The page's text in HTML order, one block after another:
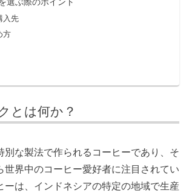
入先
方
とは何か？
別な製法で作られるコーヒーであり、そ
世界中のコーヒー愛好者に注目されてい
ーは、インドネシアの特定の地域で生産